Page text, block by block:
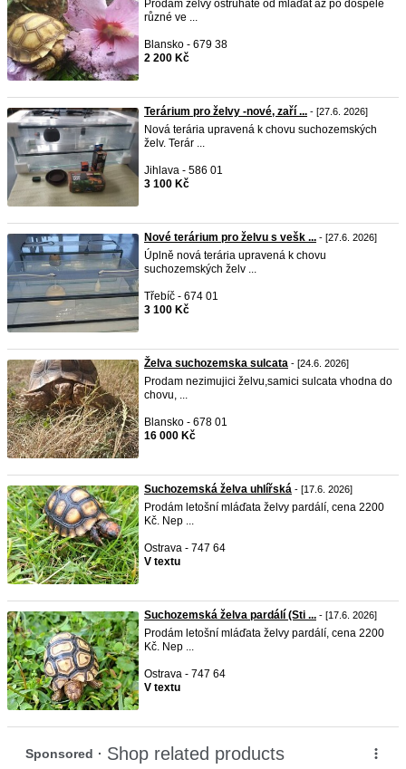
Prodám želvy ostruhaté od mláďat až po dospělé
různé ve ...
Blansko - 679 38
2 200 Kč
Terárium pro želvy -nové, zaří ... - [27.6. 2026]
Nová terária upravená k chovu suchozemských
želv. Terár ...
Jihlava - 586 01
3 100 Kč
Nové terárium pro želvu s vešk ... - [27.6. 2026]
Úplně nová terária upravená k chovu
suchozemských želv ...
Třebíč - 674 01
3 100 Kč
Želva suchozemska sulcata - [24.6. 2026]
Prodam nezimujici želvu,samici sulcata vhodna do
chovu, ...
Blansko - 678 01
16 000 Kč
Suchozemská želva uhlířská - [17.6. 2026]
Prodám letošní mláďata želvy pardálí, cena 2200
Kč. Nep ...
Ostrava - 747 64
V textu
Suchozemská želva pardálí (Sti ... - [17.6. 2026]
Prodám letošní mláďata želvy pardálí, cena 2200
Kč. Nep ...
Ostrava - 747 64
V textu